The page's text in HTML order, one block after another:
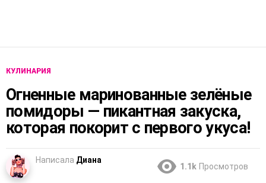
КУЛИНАРИЯ
Огненные маринованные зелёные
помидоры — пикантная закуска,
которая покорит с первого укуса!
Написала Диана
1.1k Просмотров